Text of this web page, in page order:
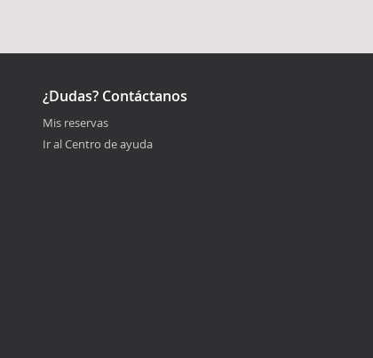
¿Dudas? Contáctanos
Mis reservas
Ir al Centro de ayuda